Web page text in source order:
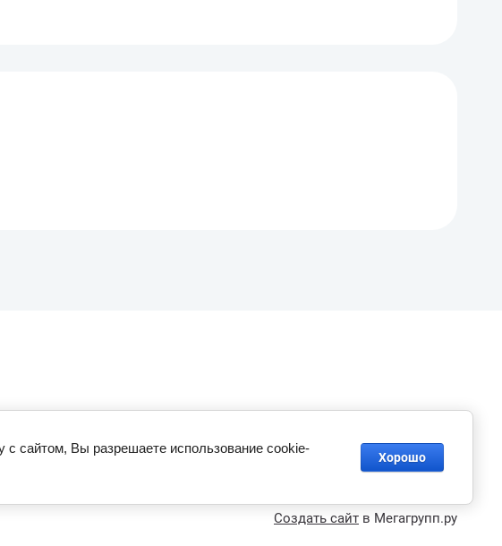
Создать сайт в Мегагрупп.ру
с сайтом, Вы разрешаете использование cookie-
Хорошо